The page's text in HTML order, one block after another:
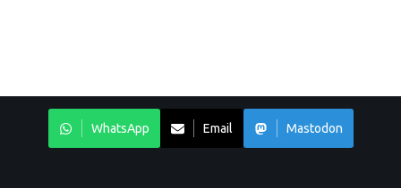
WhatsApp Email Mastodon